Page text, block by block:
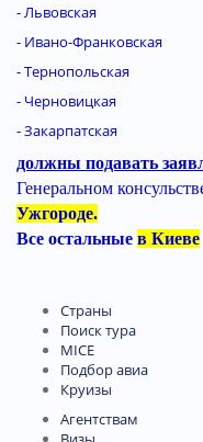
- Львовская
- Ивано-Франковская
- Тернопольская
- Черновицкая
- Закарпатская
должны подавать
Генеральном
Ужгороде.
Все остальные в Киеве
Страны
Поиск тура
MICE
Подбор авиа
Круизы
Агентствам